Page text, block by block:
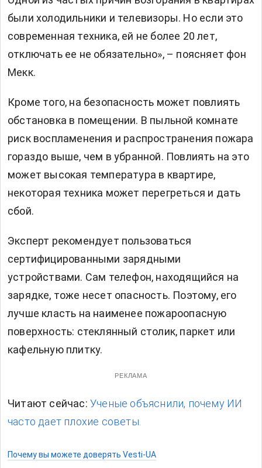
были холодильники и телевизоры. Но если это
современная техника, ей не более 20 лет,
отключать ее не обязательно», – поясняет фон
Мекк.
Кроме того, на безопасность может повлиять
обстановка в помещении. В пыльной комнате
риск воспламенения и распространения пожара
гораздо выше, чем в убранной. Повлиять на это
может высокая температура в квартире,
некоторая техника может перегреться и дать
сбой.
Эксперт рекомендует пользоваться
сертифицированными зарядными
устройствами. Сам телефон, находящийся на
зарядке, тоже несет опасность. Поэтому, его
лучше класть на наименее пожароопасную
поверхность: стеклянный столик, паркет или
кафельную плитку.
РЕКЛАМА
Читают сейчас: Ученые объяснили, почему ИИ
часто дает плохие советы.
Почему вы можете доверять Vesti-UA